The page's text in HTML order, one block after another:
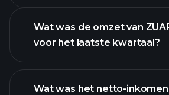
Wat was de omzet van
voor het laatste kwartaal?
Wat was het netto-inkomen